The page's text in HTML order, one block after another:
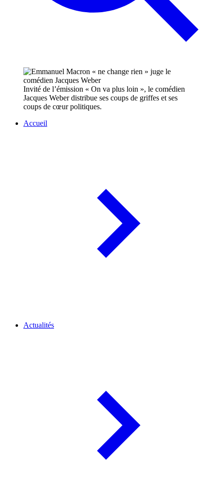
Invité de l’émission « On va plus loin », le comédien
Jacques Weber distribue ses coups de griffes et ses
coups de cœur politiques.
Accueil
Actualités